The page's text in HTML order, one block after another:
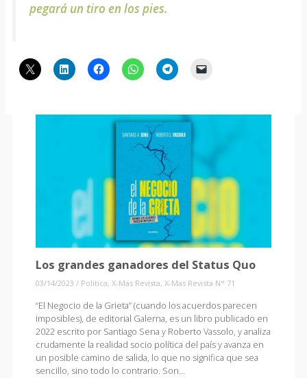
pegará un tiro en los pies.
Los grandes ganadores del Status Quo
03/14/2023 / Politica, X-Mas Revista, X-Mas Revista N° 71
“El Negocio de la Grieta” (cuando los acuerdos parecen
imposibles), de editorial Galerna, es un libro publicado en
2022 escrito por Santiago Sena y Roberto Vassolo, y analiza
crudamente la realidad socio política del país y avanza en
un posible camino de salida, lo que no significa que sea
sencillo, sino todo lo contrario. Son…